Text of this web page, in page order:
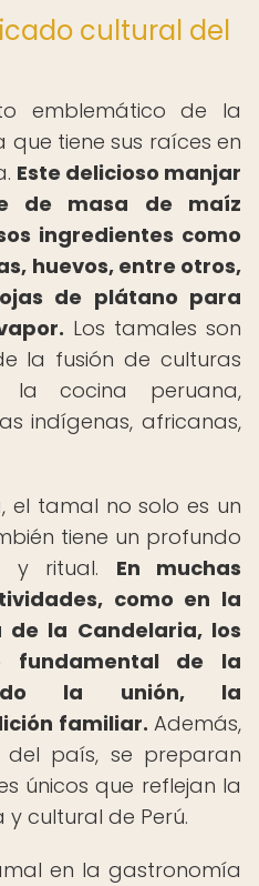
cultural del
emblemático de la
tiene sus raíces en
Este delicioso manjar
de masa de maíz
ingredientes como
huevos, entre otros,
de plátano para
Los tamales son
la fusión de culturas
cocina peruana,
indígenas, africanas,
el tamal no solo es un
tiene un profundo
y ritual. En muchas
como en la
la Candelaria, los
fundamental de la
la unión, la
familiar. Además,
del país, se preparan
únicos que reflejan la
cultural de Perú.
en la gastronomía